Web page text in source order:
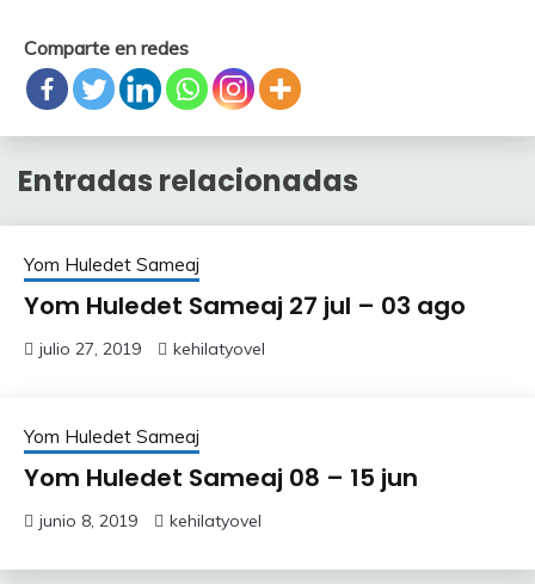
Comparte en redes
Entradas relacionadas
Yom Huledet Sameaj
Yom Huledet Sameaj 27 jul – 03 ago
julio 27, 2019 kehilatyovel
Yom Huledet Sameaj
Yom Huledet Sameaj 08 – 15 jun
junio 8, 2019 kehilatyovel